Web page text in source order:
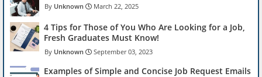
Unknown March 22, 2025
4 Tips for Those of You Who Are Looking for a Job,
Fresh Graduates Must Know!
Unknown September 03, 2023
Examples of Simple and Concise Job Request Emails